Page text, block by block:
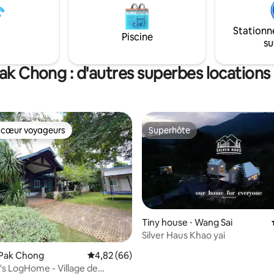
Dîner de porc gratuit
animal de
gratuit jusqu'à 10lo.
par nuit réservée pendant votre
Piscine
Chong : d'autres superbes
la base de 61 commentaires : 4,95 sur 5
cœur voyageurs
voyageurs
Chong Évaluation moyenne sur la base de 66
4,82 (66)
LogHome - Village de
Superhôte
Superhôte
Tiny house ⋅ Wang Sai
Silver Haus Khao yai